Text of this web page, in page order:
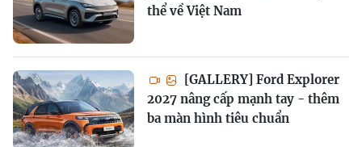
thể về Việt Nam
[GALLERY] Ford Explorer
2027 nâng cấp mạnh tay - thêm
ba màn hình tiêu chuẩn